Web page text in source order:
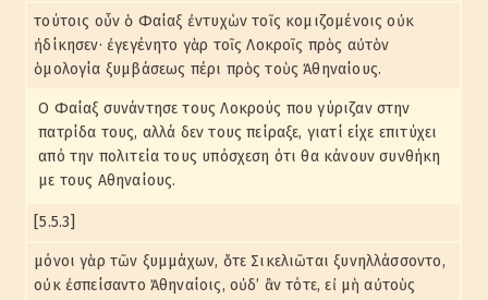
τούτοις οὖν ὁ Φαίαξ ἐντυχὼν τοῖς κομιζομένοις οὐκ
ἠδίκησεν· ἐγεγένητο γὰρ τοῖς Λοκροῖς πρὸς αὐτὸν
ὁμολογία ξυμβάσεως πέρι πρὸς τοὺς Ἀθηναίους.
Ο Φαίαξ συνάντησε τους Λοκρούς που γύριζαν στην
πατρίδα τους, αλλά δεν τους πείραξε, γιατί είχε επιτύχει
από την πολιτεία τους υπόσχεση ότι θα κάνουν συνθήκη
με τους Αθηναίους.
[5.5.3]
μόνοι γὰρ τῶν ξυμμάχων, ὅτε Σικελιῶται ξυνηλλάσσοντο,
οὐκ ἐσπείσαντο Ἀθηναίοις, οὐδ’ ἂν τότε, εἰ μὴ αὐτοὺς